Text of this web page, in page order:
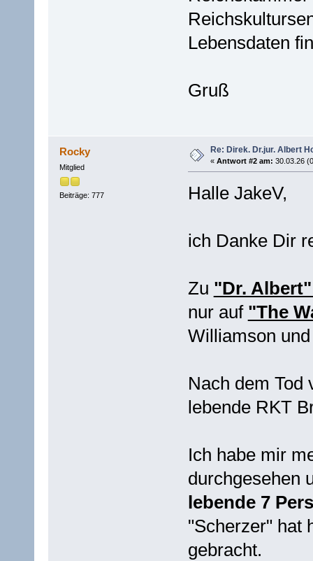
Lebensdaten
Gruß
Rocky
Mitglied
Beiträge: 777
Re: Direk. Dr.jur. Albert
« Antwort #2 am: 30.03.26
Halle JakeV,
ich Danke Dir
Zu "Dr.
nur auf "The
Williamson
Nach dem Tod
lebende RKT
Ich habe mir
durchgesehen
lebende 7
"Scherzer" hat
gebracht.